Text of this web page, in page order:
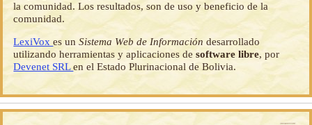
la comunidad. Los resultados, son de uso y beneficio de la
comunidad.
LexiVoxes unSistema Web de Información desarrollado
utilizando herramientas y aplicaciones desoftware libre, por
Devenet SRLen el Estado Plurinacional de Bolivia.